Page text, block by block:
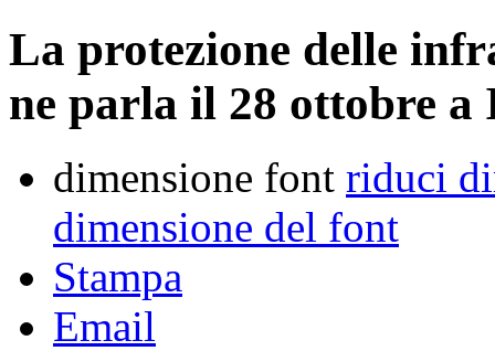
La protezione delle
ne parla il 28 ottobre
dimensione font riduci
dimensione del font
Stampa
Email